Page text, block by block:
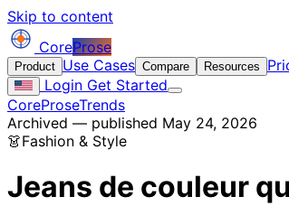
Skip to content
CoreProse
Product Use Cases Compare Resources
Login Get Started
CoreProseTrends
Archived — published May 24, 2026
👗Fashion & Style
Jeans de couleur